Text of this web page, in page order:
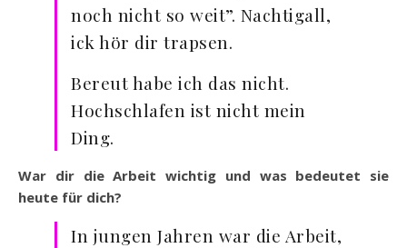
noch nicht so weit”. Nachtigall,
ick hör dir trapsen.
Bereut habe ich das nicht.
Hochschlafen ist nicht mein
Ding.
War dir die Arbeit wichtig und was bedeutet sie
heute für dich?
In jungen Jahren war die Arbeit,